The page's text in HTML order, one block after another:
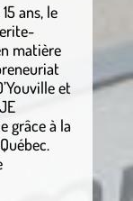
ans, le
matière
et
grâce à la